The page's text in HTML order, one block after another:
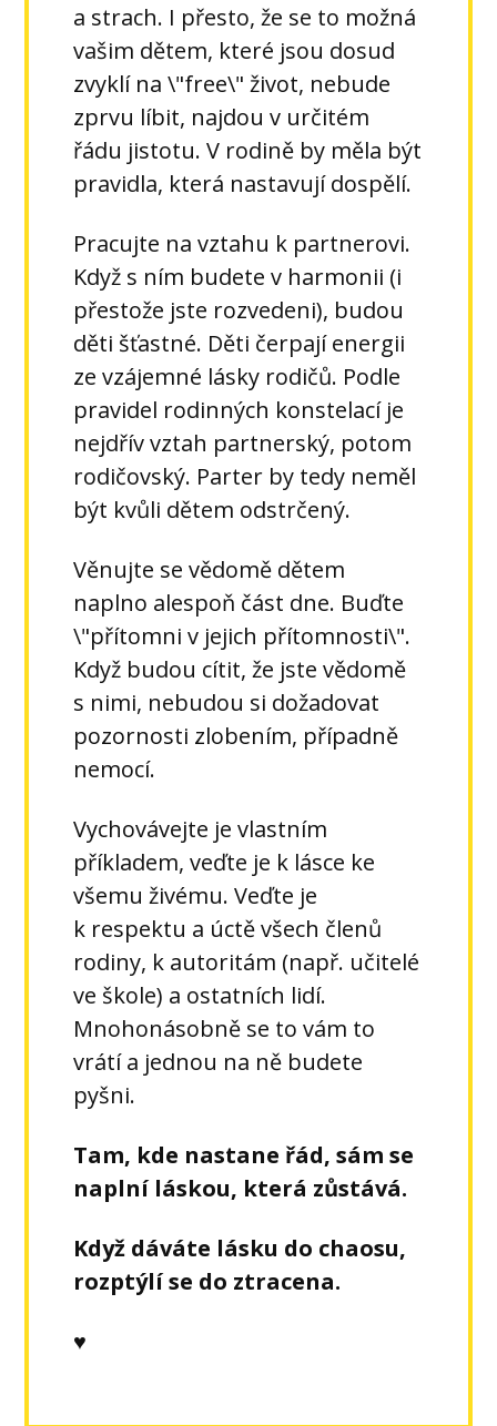
a strach. I přesto, že se to možná
vašim dětem, které jsou dosud
zvyklí na \"free\" život, nebude
zprvu líbit, najdou v určitém
řádu jistotu. V rodině by měla být
pravidla, která nastavují dospělí.
Pracujte na vztahu k partnerovi.
Když s ním budete v harmonii (i
přestože jste rozvedeni), budou
děti šťastné. Děti čerpají energii
ze vzájemné lásky rodičů. Podle
pravidel rodinných konstelací je
nejdřív vztah partnerský, potom
rodičovský. Parter by tedy neměl
být kvůli dětem odstrčený.
Věnujte se vědomě dětem
naplno alespoň část dne. Buďte
\"přítomni v jejich přítomnosti\".
Když budou cítit, že jste vědomě
s nimi, nebudou si dožadovat
pozornosti zlobením, případně
nemocí.
Vychovávejte je vlastním
příkladem, veďte je k lásce ke
všemu živému. Veďte je
k respektu a úctě všech členů
rodiny, k autoritám (např. učitelé
ve škole) a ostatních lidí.
Mnohonásobně se to vám to
vrátí a jednou na ně budete
pyšni.
Tam, kde nastane řád, sám se
naplní láskou, která zůstává.
Když dáváte lásku do chaosu,
rozptýlí se do ztracena.
♥